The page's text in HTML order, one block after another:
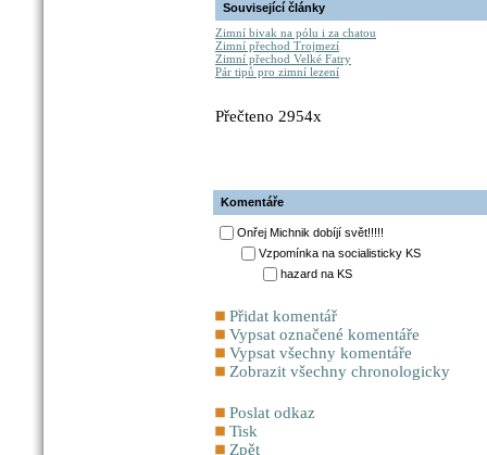
Související články
Zimní bivak na pólu i za chatou
Zimní přechod Trojmezí
Zimní přechod Velké Fatry
Pár tipů pro zimní lezení
Přečteno 2954x
Komentáře
Onřej Michnik dobíjí svět!!!!!
Vzpomínka na socialisticky KS
hazard na KS
Přidat komentář
Vypsat označené komentáře
Vypsat všechny komentáře
Zobrazit všechny chronologicky
Poslat odkaz
Tisk
Zpět